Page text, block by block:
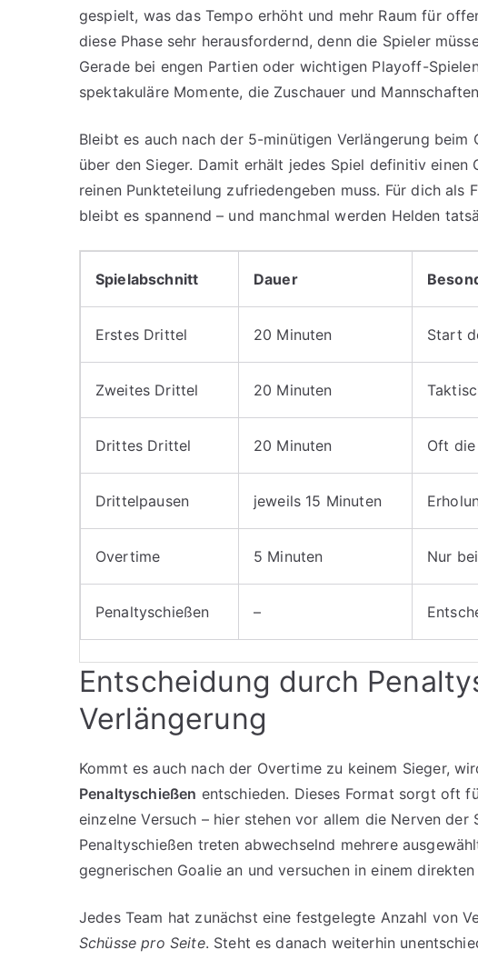
gespielt, was das Tempo erhöht und mehr Raum für
diese Phase sehr herausfordernd, denn die Spieler
Gerade bei engen Partien oder wichtigen Playoff-
spektakuläre Momente, die Zuschauer und
Bleibt es auch nach der 5-minütigen Verlängerung
über den Sieger. Damit erhält jedes Spiel definitiv einen
reinen Punkteteilung zufriedengeben muss. Für dich als
bleibt es spannend – und manchmal werden Helden
Spielabschnitt Dauer
Erstes Drittel 20 Minuten Start
Zweites Drittel 20 Minuten
Drittes Drittel 20 Minuten Oft die
Drittelpausen jeweils 15 Minuten
Overtime 5 Minuten Nur
Penaltyschießen –
Entscheidung durch
Verlängerung
Kommt es auch nach der Overtime zu keinem Sieger,
Penaltyschießen entschieden. Dieses Format sorgt oft
einzelne Versuch – hier stehen vor allem die Nerven
Penaltyschießen treten abwechselnd mehrere
gegnerischen Goalie an und versuchen in einem
Jedes Team hat zunächst eine festgelegte Anzahl von
Schüsse pro Seite. Steht es danach weiterhin